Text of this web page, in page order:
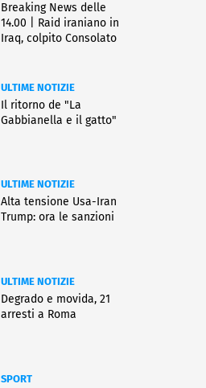
Breaking News delle
14.00 | Raid iraniano in
Iraq, colpito Consolato
ULTIME NOTIZIE
Il ritorno de "La
Gabbianella e il gatto"
ULTIME NOTIZIE
Alta tensione Usa-Iran
Trump: ora le sanzioni
ULTIME NOTIZIE
Degrado e movida, 21
arresti a Roma
SPORT